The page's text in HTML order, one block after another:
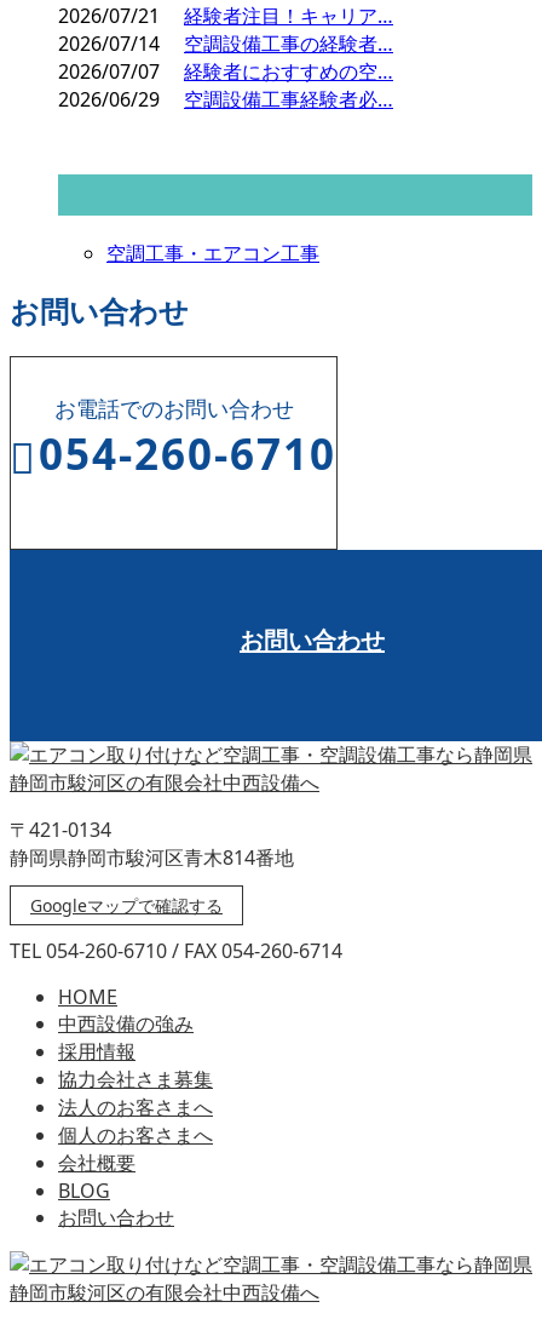
2026/07/21
経験者注目！キャリア…
2026/07/14
空調設備工事の経験者…
2026/07/07
経験者におすすめの空…
2026/06/29
空調設備工事経験者必…
空調工事・エアコン工事
お問い合わせ
お電話でのお問い合わせ
054-260-6710
お問い合わせ
〒421-0134
静岡県静岡市駿河区青木814番地
Googleマップで確認する
TEL 054-260-6710 / FAX 054-260-6714
HOME
中西設備の強み
採用情報
協力会社さま募集
法人のお客さまへ
個人のお客さまへ
会社概要
BLOG
お問い合わせ